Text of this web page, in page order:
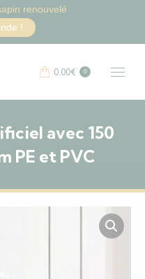
0.00€ 0
avec 150
PE et PVC
renouvelé
!